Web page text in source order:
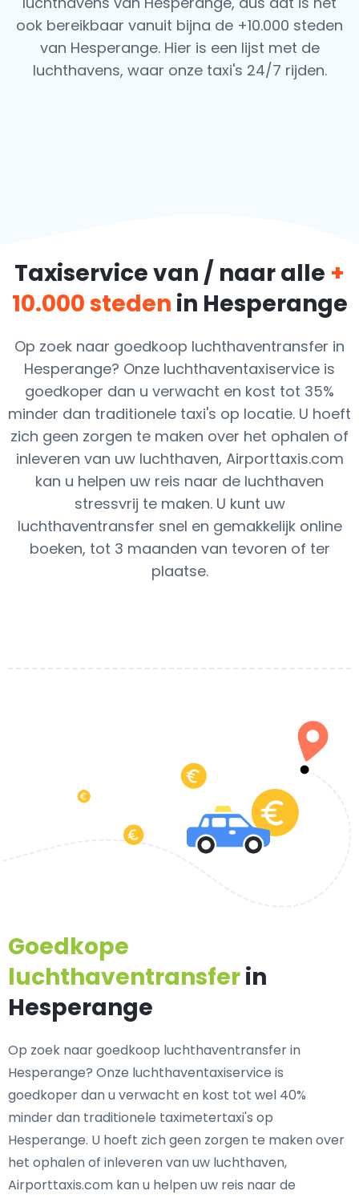
ook bereikbaar vanuit bijna de +10.000 steden
van Hesperange. Hier is een lijst met de
luchthavens, waar onze taxi's 24/7 rijden.
Taxiservice van / naar alle +
10.000 steden in Hesperange
Op zoek naar goedkoop luchthaventransfer in
Hesperange? Onze luchthaventaxiservice is
goedkoper dan u verwacht en kost tot 35%
minder dan traditionele taxi's op locatie. U hoeft
zich geen zorgen te maken over het ophalen of
inleveren van uw luchthaven, Airporttaxis.com
kan u helpen uw reis naar de luchthaven
stressvrij te maken. U kunt uw
luchthaventransfer snel en gemakkelijk online
boeken, tot 3 maanden van tevoren of ter
plaatse.
Goedkope
luchthaventransferin
Hesperange
Op zoek naar goedkoop luchthaventransfer in
Hesperange? Onze luchthaventaxiservice is
goedkoper dan u verwacht en kost tot wel 40%
minder dan traditionele taximetertaxi's op
Hesperange. U hoeft zich geen zorgen te maken over
het ophalen of inleveren van uw luchthaven,
Airporttaxis.com kan u helpen uw reis naar de